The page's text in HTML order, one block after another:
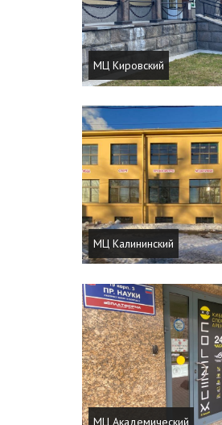
МЦ Кировский
МЦ Калининский
МЦ Академический